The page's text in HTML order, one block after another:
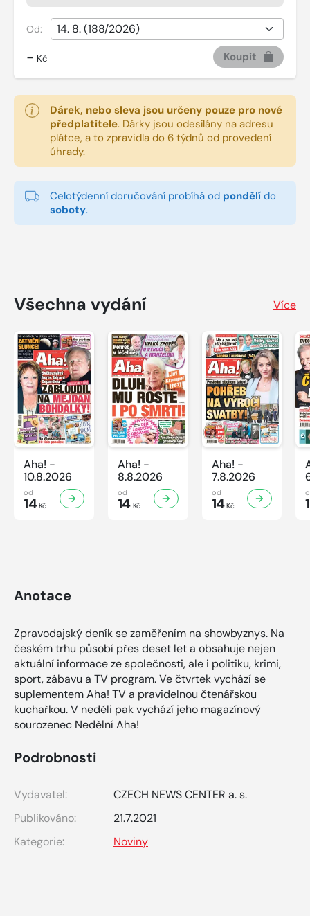
Od:
- Kč Koupit
Dárek, nebo sleva jsou určeny pouze pro nové
předplatitele. Dárky jsou odesílány na adresu
plátce, a to zpravidla do 6 týdnů od provedení
úhrady.
Celotýdenní doručování probíhá od pondělí do
soboty.
Všechna vydání Více
Aha! -
10.8.2026
od
14Kč
Aha! -
8.8.2026
od
14Kč
Aha! -
7.8.2026
od
14Kč
Anotace
Zpravodajský deník se zaměřením na showbyznys. Na
českém trhu působí přes deset let a obsahuje nejen
aktuální informace ze společnosti, ale i politiku, krimi,
sport, zábavu a TV program. Ve čtvrtek vychází se
suplementem Aha! TV a pravidelnou čtenářskou
kuchařkou. V neděli pak vychází jeho magazínový
sourozenec Nedělní Aha!
Podrobnosti
Vydavatel:
CZECH NEWS CENTER a. s.
Publikováno:
21.7.2021
Kategorie:
Noviny